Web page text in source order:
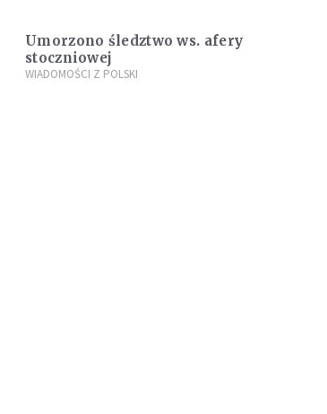
Umorzono śledztwo ws. afery
stoczniowej
WIADOMOŚCI Z POLSKI